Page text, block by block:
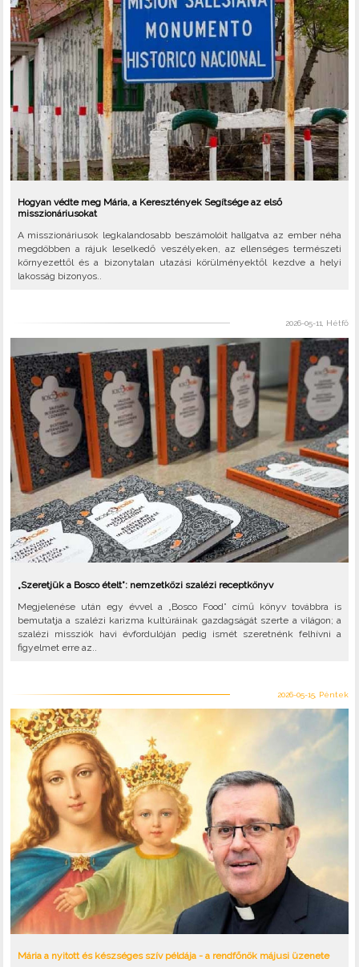
Hogyan védte meg Mária, a Keresztények Segítsége az első
misszionáriusokat
A misszionáriusok legkalandosabb beszámolóit hallgatva az ember néha
megdöbben a rájuk leselkedő veszélyeken, az ellenséges természeti
környezettől és a bizonytalan utazási körülményektől kezdve a helyi
lakosság bizonyos..
2026-05-11, Hétfő
„Szeretjük a Bosco ételt”: nemzetközi szalézi receptkönyv
Megjelenése után egy évvel a „Bosco Food” című könyv továbbra is
bemutatja a szalézi karizma kultúráinak gazdagságát szerte a világon; a
szalézi missziók havi évfordulóján pedig ismét szeretnénk felhívni a
figyelmet erre az..
2026-05-15, Péntek
Mária a nyitott és készséges szív példája - a rendfőnök májusi üzenete